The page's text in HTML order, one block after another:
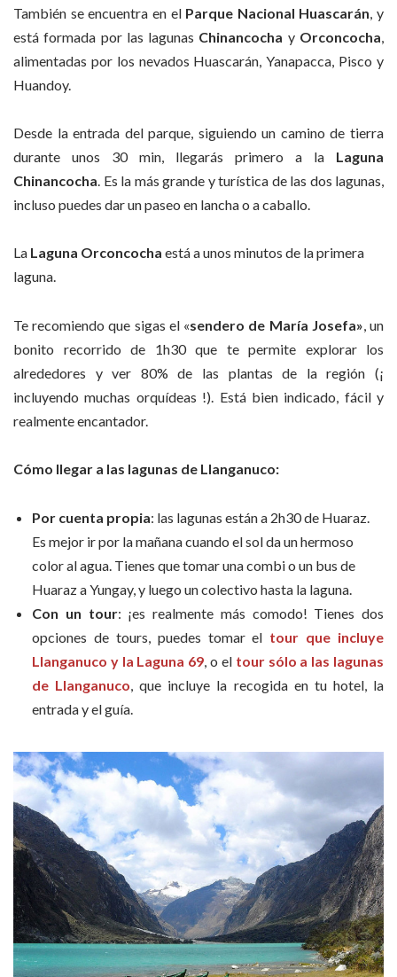
También se encuentra en el Parque Nacional Huascarán , y
está formada por las lagunas Chinancocha y Orconcocha
alimentadas por los nevados Huascarán, Yanapacca, Pisco y
Huandoy.
Desde la entrada del parque, siguiendo un camino de tierra
durante unos 30 min, llegarás primero a la Laguna
Chinancocha. Es la más grande y turística de las dos lagunas,
incluso puedes dar un paseo en lancha o a caballo.
La Laguna Orconcocha está a unos minutos de la primera
laguna.
Te recomiendo que sigas el «sendero de María Josefa», un
bonito recorrido de 1h30 que te permite explorar los
alrededores y ver 80% de las plantas de la región (¡
incluyendo muchas orquídeas !). Está bien indicado, fácil y
realmente encantador.
Cómo llegar a las lagunas de Llanganuco:
Por cuenta propia: las lagunas están a 2h30 de Huaraz.
Es mejor ir por la mañana cuando el sol da un hermoso
color al agua. Tienes que tomar una combi o un bus de
Huaraz a Yungay, y luego un colectivo hasta la laguna.
Con un tour: ¡es realmente más comodo! Tienes dos
opciones de tours, puedes tomar el tour que incluye
Llanganuco y la Laguna 69 , o el tour sólo a las lagunas
de Llanganuco , que incluye la recogida en tu hotel, la
entrada y el guía.